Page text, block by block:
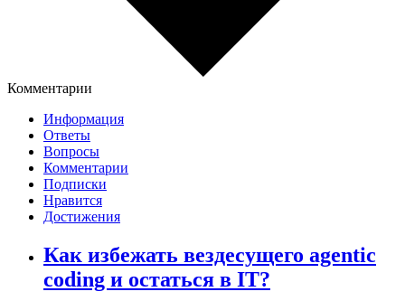
Комментарии
Информация
Ответы
Вопросы
Комментарии
Подписки
Нравится
Достижения
Как избежать вездесущего agentic
coding и остаться в IT?